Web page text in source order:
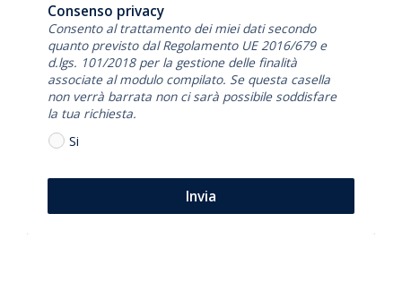
Consenso privacy
Consento al trattamento dei miei dati secondo
quanto previsto dal Regolamento UE 2016/679 e
d.lgs. 101/2018 per la gestione delle finalità
associate al modulo compilato. Se questa casella
non verrà barrata non ci sarà possibile soddisfare
la tua richiesta.
Si
Invia